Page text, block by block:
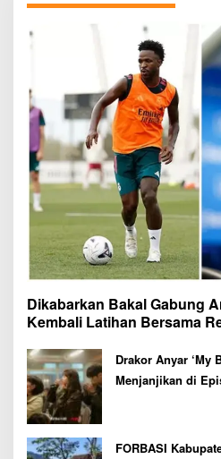
Dikabarkan Bakal Gabung
Kembali Latihan Bersama
Drakor Anyar ‘My
Menjanjikan di
FORBASI